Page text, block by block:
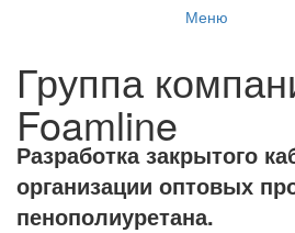
Меню
Группа
Foamline
Разработка закрытого
организации оптовых
пенополиуретана.